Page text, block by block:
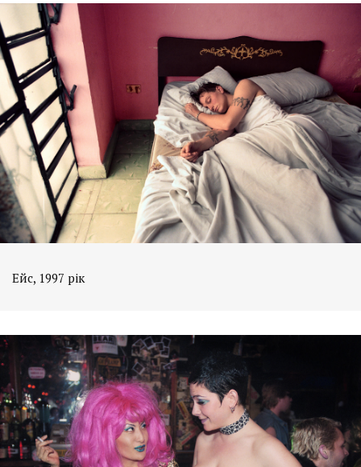
Ейс, 1997 рік